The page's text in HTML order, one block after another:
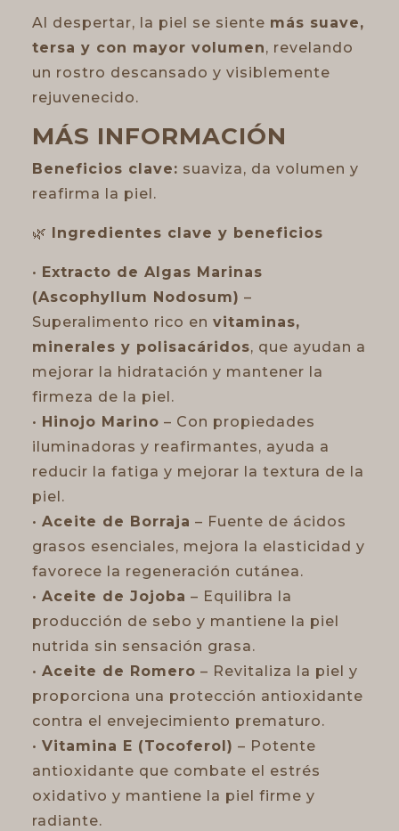
Al despertar, la piel se siente más suave,
tersa y con mayor volumen, revelando
un rostro descansado y visiblemente
rejuvenecido.
MÁS INFORMACIÓN
Beneficios clave: suaviza, da volumen y
reafirma la piel.
🌿 Ingredientes clave y beneficios
• Extracto de Algas Marinas
(Ascophyllum Nodosum) –
Superalimento rico en vitaminas,
minerales y polisacáridos, que ayudan a
mejorar la hidratación y mantener la
firmeza de la piel.
• Hinojo Marino – Con propiedades
iluminadoras y reafirmantes, ayuda a
reducir la fatiga y mejorar la textura de la
piel.
• Aceite de Borraja – Fuente de ácidos
grasos esenciales, mejora la elasticidad y
favorece la regeneración cutánea.
• Aceite de Jojoba – Equilibra la
producción de sebo y mantiene la piel
nutrida sin sensación grasa.
• Aceite de Romero – Revitaliza la piel y
proporciona una protección antioxidante
contra el envejecimiento prematuro.
• Vitamina E (Tocoferol) – Potente
antioxidante que combate el estrés
oxidativo y mantiene la piel firme y
radiante.